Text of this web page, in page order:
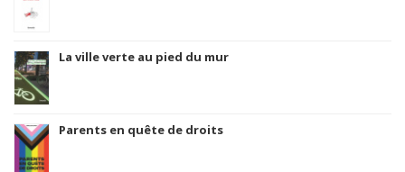
La ville verte au pied du mur
Parents en quête de droits